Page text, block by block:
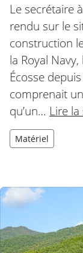
Le secrétaire
rendu sur le
construction
la Royal
Écosse
comprenait
qu’un… Lire
Matériel